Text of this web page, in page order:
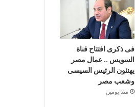
فى ذكرى افتتاح قناة
السويس .. عمال مصر
يهنئون الرئيس السيسى
وشعب مصر
منذ يومين